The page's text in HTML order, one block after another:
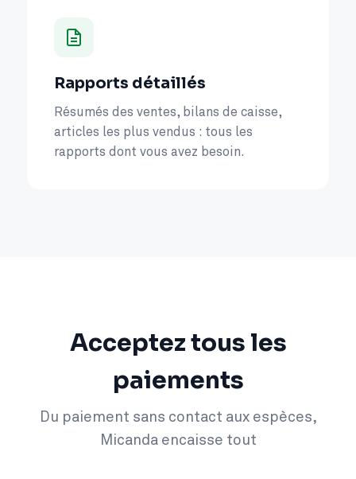
Rapports détaillés
Résumés des ventes, bilans de caisse,
articles les plus vendus : tous les
rapports dont vous avez besoin.
Acceptez tous les
paiements
Du paiement sans contact aux espèces,
Micanda encaisse tout